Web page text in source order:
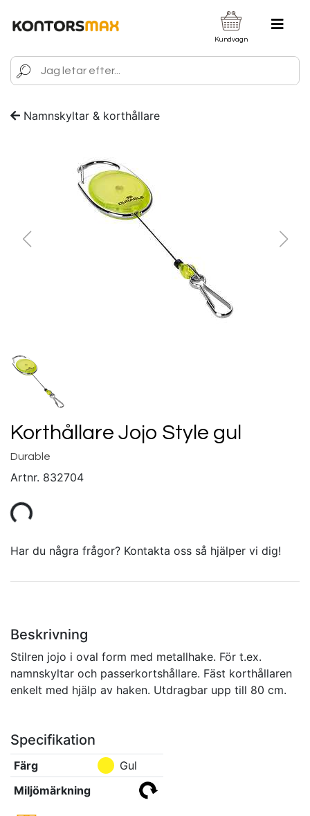
Kundvagn
Namnskyltar & korthållare
Korthållare Jojo Style gul
Durable
Artnr. 832704
Har du några frågor? Kontakta oss så hjälper vi dig!
Beskrivning
Stilren jojo i oval form med metallhake. För t.ex.
namnskyltar och passerkortshållare. Fäst korthållaren
enkelt med hjälp av haken. Utdragbar upp till 80 cm.
Specifikation
Färg
Gul
Miljömärkning